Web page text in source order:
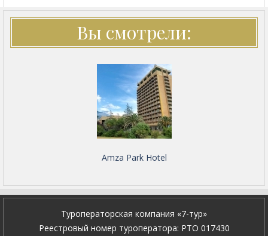
Вы смотрели:
Amza Park Hotel
Туроператорская компания «7-тур»
Pеестровый номер туроператора: PTO 017430